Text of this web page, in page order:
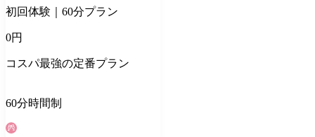
初回体験｜60分プラン
0円
コスパ最強の定番プラン
60分時間制